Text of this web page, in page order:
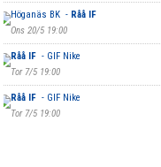
Höganäs BK - Råå IF
Ons 20/5 19:00
Råå IF - GIF Nike
Tor 7/5 19:00
Råå IF - GIF Nike
Tor 7/5 19:00